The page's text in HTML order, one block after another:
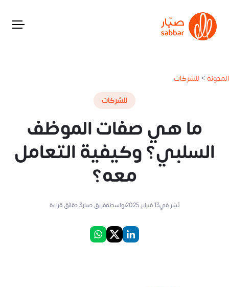
المدونة> للشركات
للشركات
ما هي صفات الموظف
السلبي؟ وكيفية التعامل
معه؟
نُشر في13 فبراير 2025 بواسطةفريق صبار3دقائق قراءة